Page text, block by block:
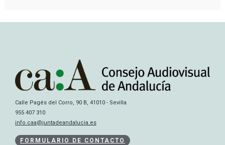
Calle Pagés del Corro, 90 B, 41010 - Sevilla
955 407 310
info.caa@juntadeandalucia.es
FORMULARIO DE CONTACTO